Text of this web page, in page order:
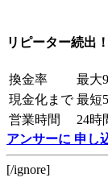
リピーター続出
換金率
最大
現金化まで 最短
営業時間
24時
アンサーに 申し
[/ignore]